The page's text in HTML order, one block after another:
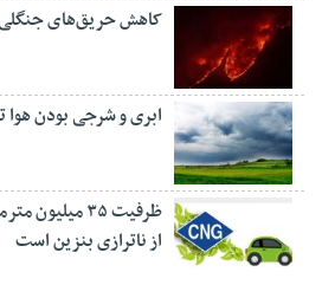
کاهش حریق‌های جنگلی
ابری و شرجی بودن هوا
از ناترازی بنزین است